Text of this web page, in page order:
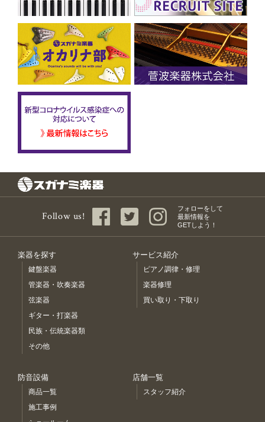
Follow us!
フォローをして
最新情報を
GETしよう！
楽器を探す
鍵盤楽器
管楽器・吹奏楽器
弦楽器
ギター・打楽器
民族・伝統楽器類
その他
サービス紹介
ピアノ調律・修理
楽器修理
買い取り・下取り
防音設備
商品一覧
施工事例
店舗一覧
スタッフ紹介